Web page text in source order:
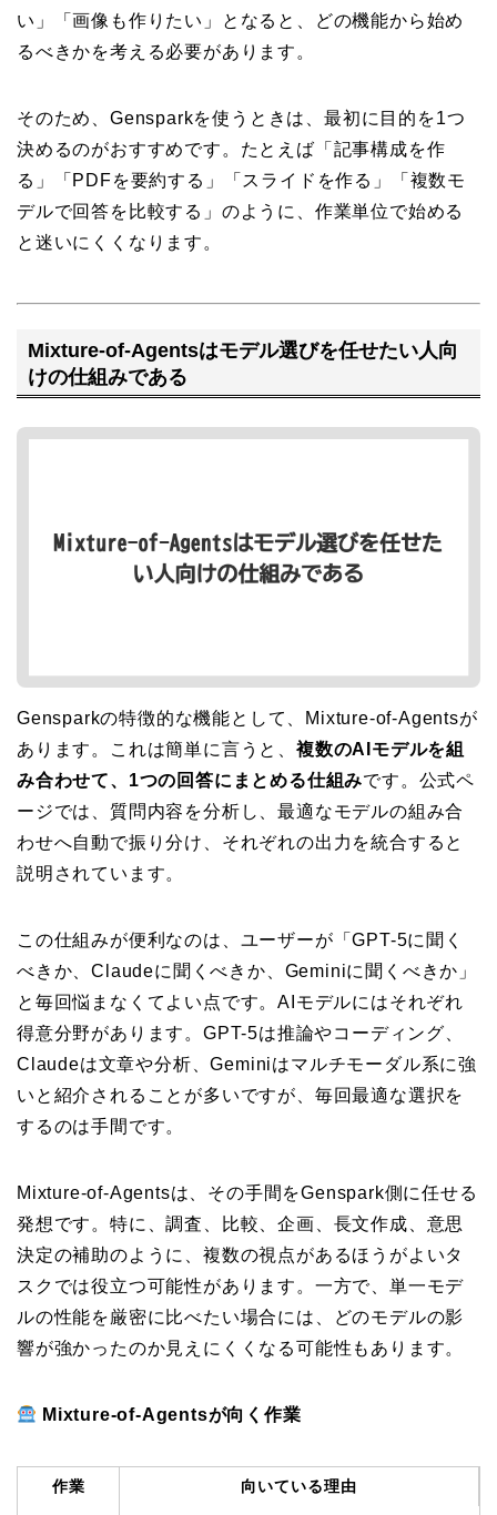
い」「画像も作りたい」となると、どの機能から始め
るべきかを考える必要があります。
そのため、Gensparkを使うときは、最初に目的を1つ
決めるのがおすすめです。たとえば「記事構成を作
る」「PDFを要約する」「スライドを作る」「複数モ
デルで回答を比較する」のように、作業単位で始める
と迷いにくくなります。
Mixture-of-Agentsはモデル選びを任せたい人向
けの仕組みである
Gensparkの特徴的な機能として、Mixture-of-Agentsが
あります。これは簡単に言うと、 複数のAIモデルを組
み合わせて、1つの回答にまとめる仕組みです。公式ペ
ージでは、質問内容を分析し、最適なモデルの組み合
わせへ自動で振り分け、それぞれの出力を統合すると
説明されています。
この仕組みが便利なのは、ユーザーが「GPT-5に聞く
べきか、Claudeに聞くべきか、Geminiに聞くべきか」
と毎回悩まなくてよい点です。AIモデルにはそれぞれ
得意分野があります。GPT-5は推論やコーディング、
Claudeは文章や分析、Geminiはマルチモーダル系に強
いと紹介されることが多いですが、毎回最適な選択を
するのは手間です。
Mixture-of-Agentsは、その手間をGenspark側に任せる
発想です。特に、調査、比較、企画、長文作成、意思
決定の補助のように、複数の視点があるほうがよいタ
スクでは役立つ可能性があります。一方で、単一モデ
ルの性能を厳密に比べたい場合には、どのモデルの影
響が強かったのか見えにくくなる可能性もあります。
Mixture-of-Agentsが向く作業
作業 向いている理由